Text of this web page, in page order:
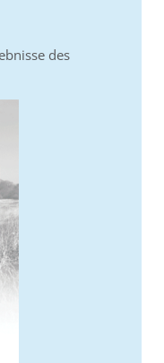
des